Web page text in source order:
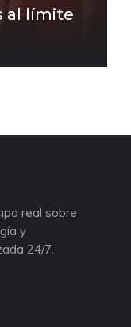
al límite
real sobre
y
24/7.